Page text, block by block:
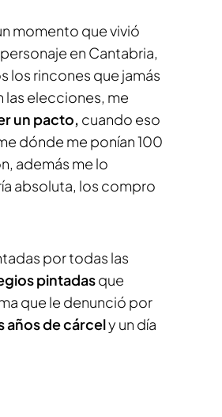
momento que vivió
en Cantabria,
los rincones que jamás
las elecciones, me
un pacto, cuando eso
dónde me ponían 100
además me lo
absoluta, los compro
por todas las
pintadasque
que le denunció por
años de cárcely un día